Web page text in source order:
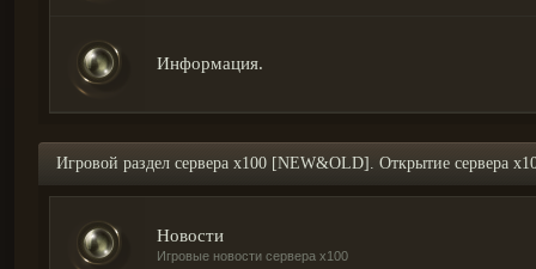
Информация.
Игровой раздел сервера х100 [NEW&OLD]. Открытие сервера
Новости
Игровые новости сервера х100